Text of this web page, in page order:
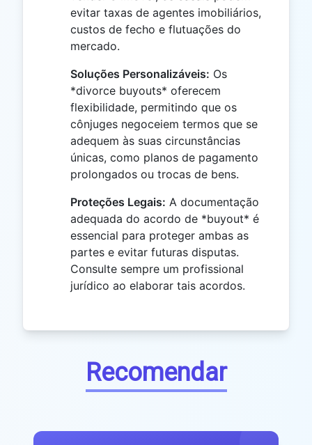
evitar taxas de agentes imobiliários,
custos de fecho e flutuações do
mercado.
Soluções Personalizáveis: Os
*divorce buyouts* oferecem
flexibilidade, permitindo que os
cônjuges negoceiem termos que se
adequem às suas circunstâncias
únicas, como planos de pagamento
prolongados ou trocas de bens.
Proteções Legais: A documentação
adequada do acordo de *buyout* é
essencial para proteger ambas as
partes e evitar futuras disputas.
Consulte sempre um profissional
jurídico ao elaborar tais acordos.
Recomendar